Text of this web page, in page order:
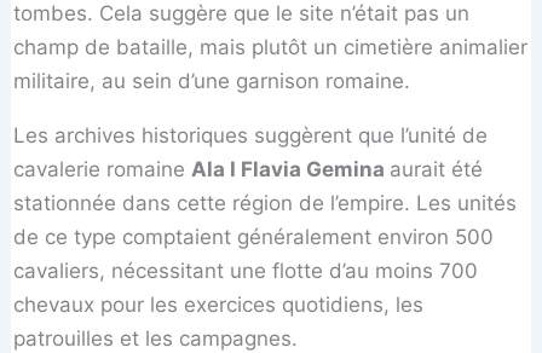
tombes. Cela suggère que le site n’était pas un
champ de bataille, mais plutôt un cimetière animalier
militaire, au sein d’une garnison romaine.
Les archives historiques suggèrent que l’unité de
cavalerie romaineAla I Flavia Gemina aurait été
stationnée dans cette région de l’empire. Les unités
de ce type comptaient généralement environ 500
cavaliers, nécessitant une flotte d’au moins 700
chevaux pour les exercices quotidiens, les
patrouilles et les campagnes.